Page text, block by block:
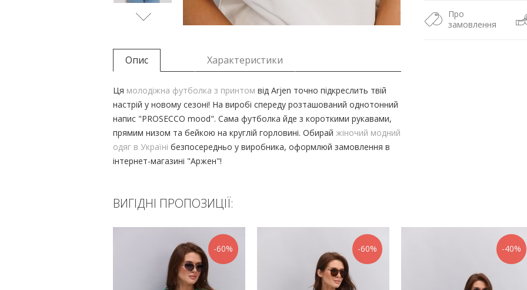
Про
замовлення
Опис Характеристики
Ця молодіжна футболка з принтом від Arjen точно підкреслить твій
настрій у новому сезоні! На виробі спереду розташований однотонний
напис "PROSECCO mood". Сама футболка йде з короткими рукавами,
прямим низом та бейкою на круглій горловині. Обирай жіночий модний
одяг в Україні безпосередньо у виробника, оформлюй замовлення в
інтернет-магазині "Аржен"!
ВИГІДНІ ПРОПОЗИЦІЇ:
-60% -60% -40%